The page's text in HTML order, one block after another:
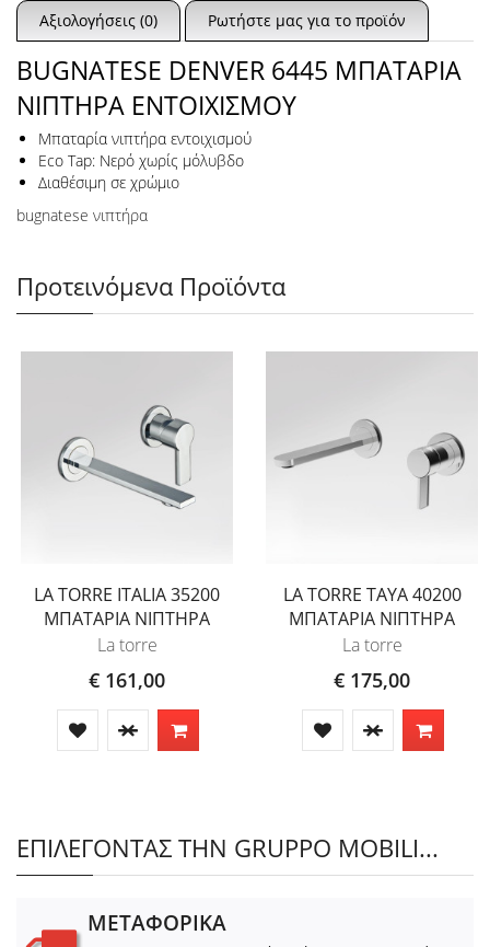
Αξιολογήσεις (0) Ρωτήστε μας για το προϊόν
BUGNATESE DENVER 6445 ΜΠΑΤΑΡΙΑ
ΝΙΠΤΗΡΑ ΕΝΤΟΙΧΙΣΜΟΥ
Μπαταρία νιπτήρα εντοιχισμού
Eco Tap: Νερό χωρίς μόλυβδο
Διαθέσιμη σε χρώμιο
bugnatese νιπτήρα
Προτεινόμενα Προϊόντα
LA TORRE ITALIA 35200
ΜΠΑΤΑΡΙΑ ΝΙΠΤΗΡΑ
La torre
€ 161,00
LA TORRE TAYA 40200
ΜΠΑΤΑΡΙΑ ΝΙΠΤΗΡΑ
La torre
€ 175,00
ΕΠΙΛΕΓΟΝΤΑΣ ΤΗΝ GRUPPO MOBILI...
ΜΕΤΑΦΟΡΙΚΑ